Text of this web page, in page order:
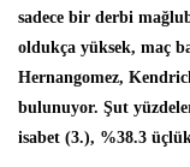
sadece bir derbi
oldukça yüksek, maç
Hernangomez,
bulunuyor. Şut
isabet (3.), %38.3